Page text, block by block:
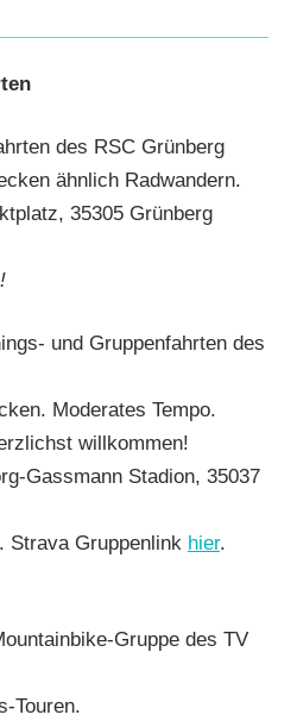
des RSC Grünberg
ähnlich Radwandern.
35305 Grünberg
und Gruppenfahrten des
Moderates Tempo.
willkommen!
Gassmann Stadion, 35037
. Strava Gruppenlink hier.
Gruppe des TV
Touren.